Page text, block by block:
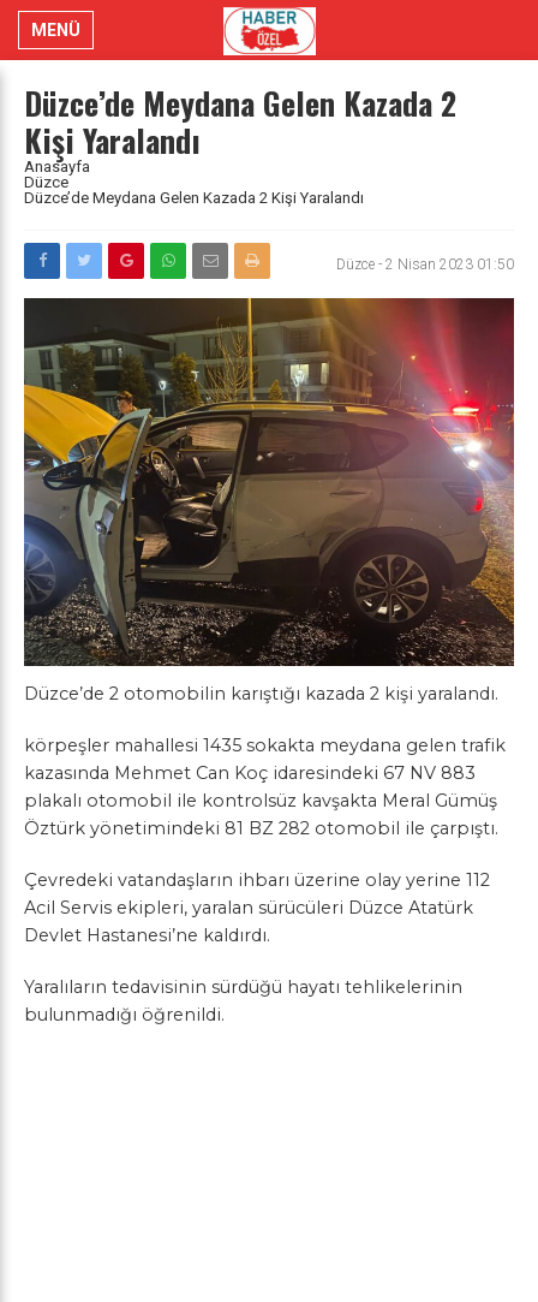
MENÜ
Düzce’de Meydana Gelen Kazada 2
Kişi Yaralandı
Anasayfa
Düzce
Düzce’de Meydana Gelen Kazada 2 Kişi Yaralandı
Düzce - 2 Nisan 2023 01:50
Düzce’de 2 otomobilin karıştığı kazada 2 kişi yaralandı.
körpeşler mahallesi 1435 sokakta meydana gelen trafik
kazasında Mehmet Can Koç idaresindeki 67 NV 883
plakalı otomobil ile kontrolsüz kavşakta Meral Gümüş
Öztürk yönetimindeki 81 BZ 282 otomobil ile çarpıştı.
Çevredeki vatandaşların ihbarı üzerine olay yerine 112
Acil Servis ekipleri, yaralan sürücüleri Düzce Atatürk
Devlet Hastanesi’ne kaldırdı.
Yaralıların tedavisinin sürdüğü hayatı tehlikelerinin
bulunmadığı öğrenildi.